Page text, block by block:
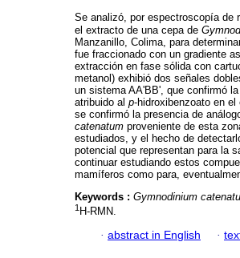
Se analizó, por espectroscopía de
el extracto de una cepa de
Manzanillo, Colima, para
fue fraccionado con un gradiente
extracción en fase sólida con
metanol) exhibió dos señales
un sistema AA'BB', que confirmó
atribuido al p-hidroxibenzoato en
se confirmó la presencia de
catenatum proveniente de esta
estudiados, y el hecho de
potencial que representan para la
continuar estudiando estos
mamíferos como para,
Keywords : Gymnodinium
1 H-RMN.
· abstract in English ·